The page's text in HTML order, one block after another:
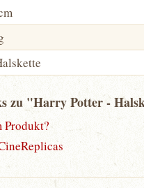
zu "Harry Potter -
Produkt?